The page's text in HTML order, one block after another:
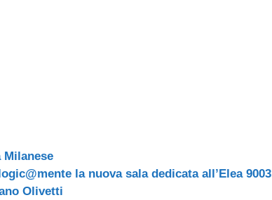
Milanese
la nuova sala dedicata all’Elea 9003
Olivetti